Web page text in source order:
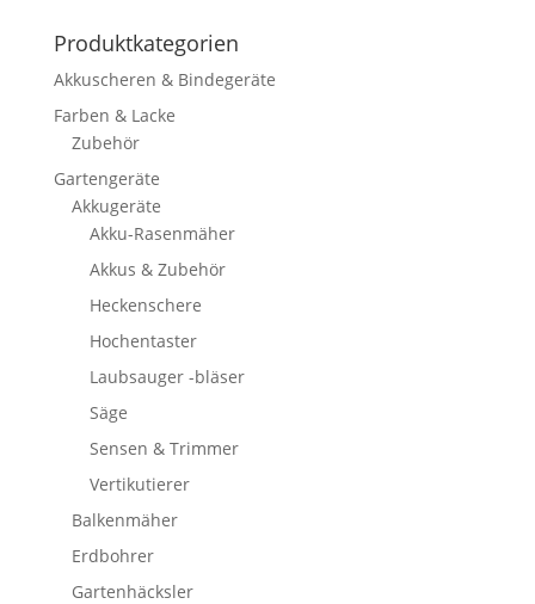
Produktkategorien
Akkuscheren & Bindegeräte
Farben & Lacke
Zubehör
Gartengeräte
Akkugeräte
Akku-Rasenmäher
Akkus & Zubehör
Heckenschere
Hochentaster
Laubsauger -bläser
Säge
Sensen & Trimmer
Vertikutierer
Balkenmäher
Erdbohrer
Gartenhäcksler